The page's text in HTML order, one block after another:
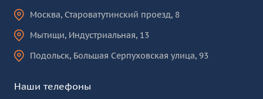
Москва, Староватутинский проезд, 8
Мытищи, Индустриальная, 13
Подольск, Большая Серпуховская улица, 93
Наши телефоны